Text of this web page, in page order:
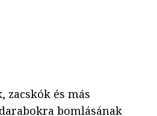
zacskók és más
bomlásának